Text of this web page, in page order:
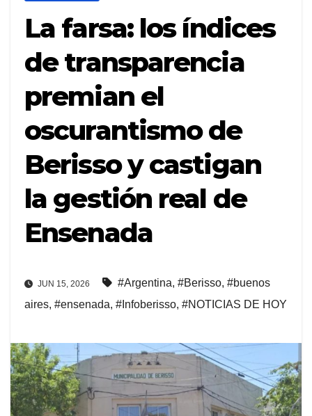
La farsa: los índices
de transparencia
premian el
oscurantismo de
Berisso y castigan
la gestión real de
Ensenada
JUN 15, 2026 #Argentina, #Berisso, #buenos
aires, #ensenada, #Infoberisso, #NOTICIAS DE HOY